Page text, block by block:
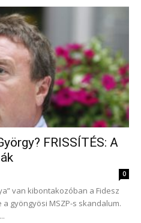
FRISSÍTÉS: A
0
van kibontakozóban a Fidesz
gyöngyösi MSZP-s skandalum.